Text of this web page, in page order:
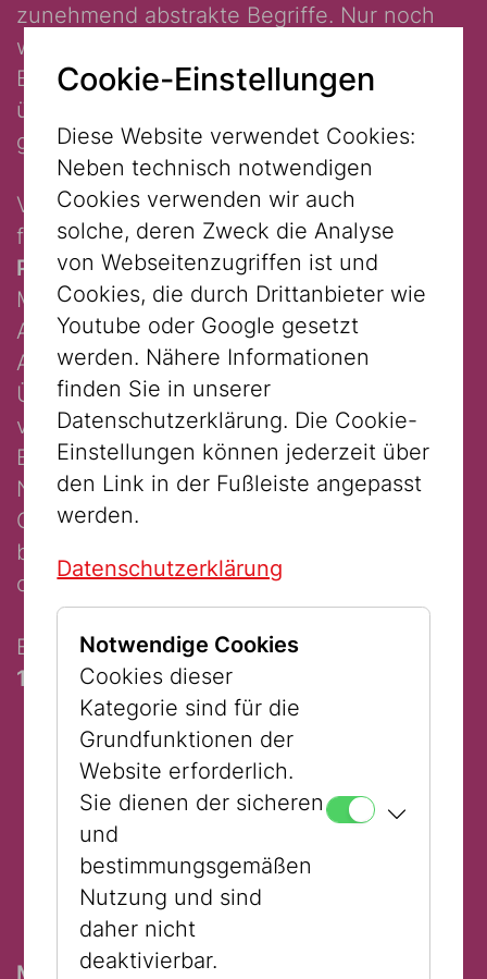
zunehmend abstrakte Begriffe. Nur noch
wenige Zeitzeug:innen leben, doch viele
Berichte, Geschichten und Erlebnisse sind
überliefert. Diese Texte wollen gehört,
gelesen und reflektiert werden.
Vom 22. Jänner 2026 an und in den beiden
folgenden Wochen verwandelt sich der
Project Space im Atriumdes Jüdischen
Museums Wien in eine offene Lesebühne:
An ausgewählten Terminen werden
Auszüge aus den Erinnerungen Holocaust-
Überlebender von Schauspieler:innen
vorgelesen. Gleichzeitig lädt der Raum
Besucher:innen dazu ein, selbst in den vom
Nationalfonds der Republik Österreich für
Opfer des Nationalsozialismus
bereitgestellten Büchern zu lesen – allein
oder gemeinsam.
Eröffnung:Donnerstag, 22. Jänner 2026,
17:00–18:00 Uhr
17:00 Uhr: Andrej Agranovski
(Volkstheater)
17:15 Uhr: Karoline Reinke
(Volkstheater)
17:30 Uhr: Nancy Mensa-Offei
(Volkstheater)
17:45 Uhr: Kaspar Locher
(Schauspielhaus)
Mittwoch, 28. Jänner 17:00 - 18:30
Cookie-Einstellungen
Diese Website verwendet Cookies:
Neben technisch notwendigen
Cookies verwenden wir auch
solche, deren Zweck die Analyse
von Webseitenzugriffen ist und
Cookies, die durch Drittanbieter wie
Youtube oder Google gesetzt
werden. Nähere Informationen
finden Sie in unserer
Datenschutzerklärung. Die Cookie-
Einstellungen können jederzeit über
den Link in der Fußleiste angepasst
werden.
Datenschutzerklärung
Notwendige Cookies
Cookies dieser
Kategorie sind für die
Grundfunktionen der
Website erforderlich.
Sie dienen der sicheren
und
bestimmungsgemäßen
Nutzung und sind
daher nicht
deaktivierbar.